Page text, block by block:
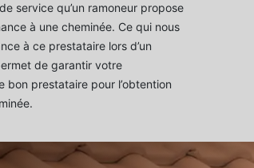
service qu’un ramoneur propose
à une cheminée. Ce qui nous
à ce prestataire lors d’un
de garantir votre
bon prestataire pour l’obtention